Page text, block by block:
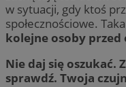
w sytuacji, gdy ktoś
społecznościowe.
kolejne osoby przed
Nie daj się oszukać.
sprawdź. Twoja